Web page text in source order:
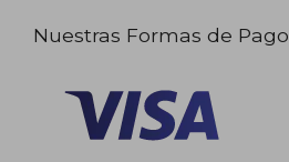
Nuestras Formas de Pago